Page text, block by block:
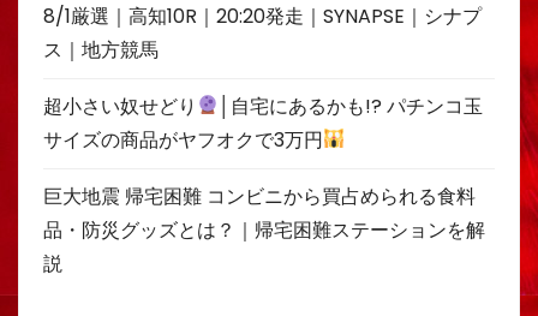
8/1厳選｜高知10R｜20:20発走｜SYNAPSE｜シナプ
ス｜地方競馬
超小さい奴せどり
│自宅にあるかも!? パチンコ玉
サイズの商品がヤフオクで3万円
巨大地震 帰宅困難 コンビニから買占められる食料
品・防災グッズとは？｜帰宅困難ステーションを解
説